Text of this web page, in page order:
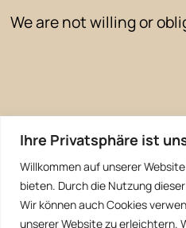
Ihre Privatsphäre ist
Willkommen auf unserer
bieten. Durch die Nutzung
Wir können auch Cookies
unserer Website zu erleichtern.
We are not willing or